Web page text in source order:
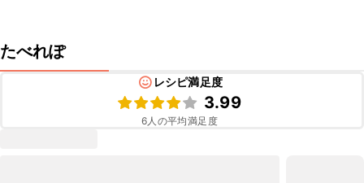
たべれぽ
レシピ満足度
3.99
6人の平均満足度